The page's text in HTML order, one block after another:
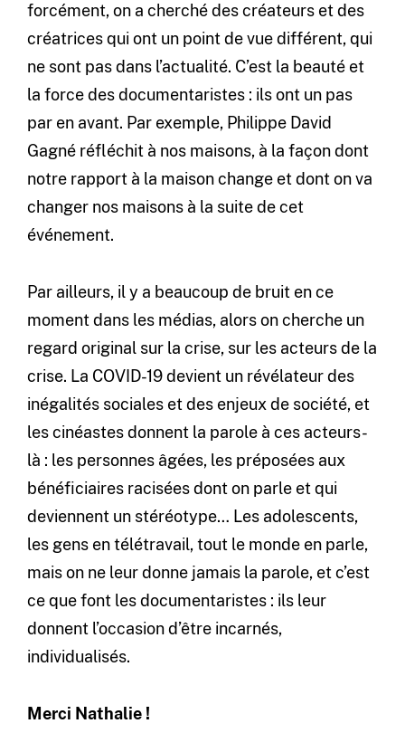
forcément, on a cherché des créateurs et des
créatrices qui ont un point de vue différent, qui
ne sont pas dans l’actualité. C’est la beauté et
la force des documentaristes : ils ont un pas
par en avant. Par exemple, Philippe David
Gagné réfléchit à nos maisons, à la façon dont
notre rapport à la maison change et dont on va
changer nos maisons à la suite de cet
événement.
Par ailleurs, il y a beaucoup de bruit en ce
moment dans les médias, alors on cherche un
regard original sur la crise, sur les acteurs de la
crise. La COVID-19 devient un révélateur des
inégalités sociales et des enjeux de société, et
les cinéastes donnent la parole à ces acteurs-
là : les personnes âgées, les préposées aux
bénéficiaires racisées dont on parle et qui
deviennent un stéréotype… Les adolescents,
les gens en télétravail, tout le monde en parle,
mais on ne leur donne jamais la parole, et c’est
ce que font les documentaristes : ils leur
donnent l’occasion d’être incarnés,
individualisés.
Merci Nathalie !